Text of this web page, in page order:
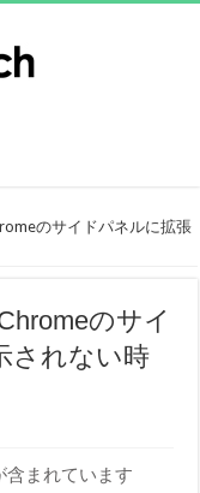
のサイドパネルに拡張
のサイ
されない時
まれています